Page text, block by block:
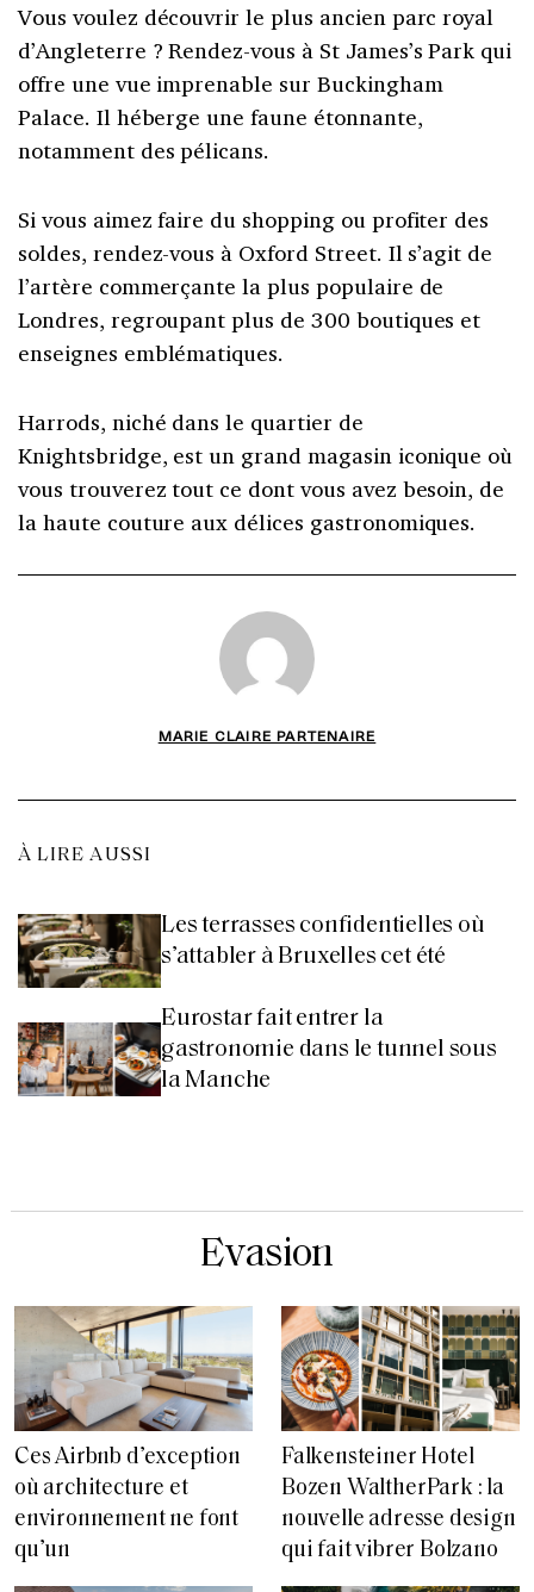
Vous voulez découvrir le plus ancien parc royal
d’Angleterre ? Rendez-vous à St James’s Park qui
offre une vue imprenable sur Buckingham
Palace. Il héberge une faune étonnante,
notamment des pélicans.
Si vous aimez faire du shopping ou profiter des
soldes, rendez-vous à Oxford Street. Il s’agit de
l’artère commerçante la plus populaire de
Londres, regroupant plus de 300 boutiques et
enseignes emblématiques.
Harrods, niché dans le quartier de
Knightsbridge, est un grand magasin iconique où
vous trouverez tout ce dont vous avez besoin, de
la haute couture aux délices gastronomiques.
MARIE CLAIRE PARTENAIRE
À LIRE AUSSI
Les terrasses confidentielles où
s’attabler à Bruxelles cet été
Eurostar fait entrer la
gastronomie dans le tunnel sous
la Manche
Evasion
Ces Airbnb d’exception
où architecture et
environnement ne font
qu’un
Falkensteiner Hotel
Bozen WaltherPark : la
nouvelle adresse design
qui fait vibrer Bolzano